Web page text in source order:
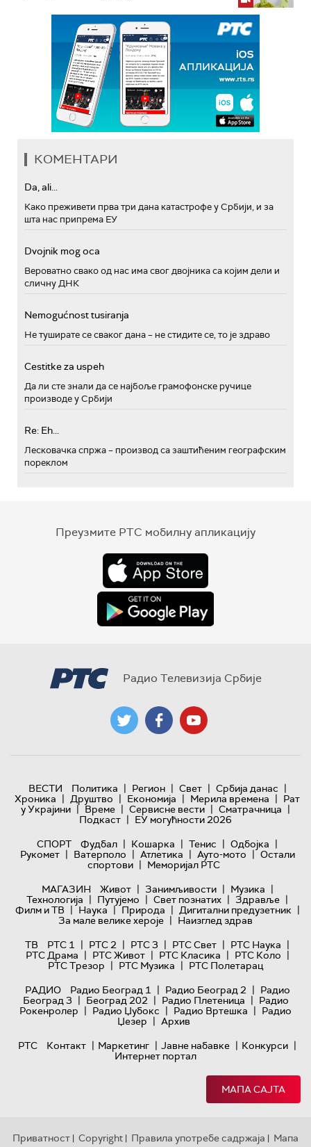
КОМЕНТАРИ
Da, ali...
Како преживети прва три дана катастрофе у Србији, и за
шта нас припрема ЕУ
Dvojnik mog oca
Вероватно свако од нас има свог двојника са којим дели и
сличну ДНК
Nemogućnost tusiranja
Не туширате се сваког дана – не стидите се, то је здраво
Cestitke za uspeh
Да ли сте знали да се најбоље грамофонске ручице
производе у Србији
Re: Eh...
Лесковачка спржа – производ са заштићеним географским
пореклом
Преузмите РТС мобилну апликацију
Радио Телевизија Србије
ВЕСТИ Политика | Регион | Свет | Србија данас |
Хроника | Друштво | Економија | Мерила времена | Рат
у Украјини | Време | Сервисне вести | Сматрачница |
Подкаст | ЕУ могућности 2026
СПОРТ
Фудбал | Кошарка | Тенис | Одбојка |
Рукомет | Ватерполо | Атлетика | Ауто-мото | Остали
спортови | Меморијал РТС
МАГАЗИН
Живот | Занимљивости | Музика |
Технологијa | Путујемо | Свет познатих | Здравље |
Филм и ТВ | Наука | Природа | Дигитални предузетник |
За мале велике хероје | Наизглед здрав
ТВ
РТС 1 | РТС 2 | РТС 3 | РТС Свет | РТС Наука |
РТС Драма | РТС Живот | РТС Класика | РТС Коло |
РТС Трезор | РТС Музика | РТС Полетарац
РАДИО
Радио Београд 1 | Радио Београд 2 | Радио
Београд 3 | Београд 202 | Радио Плетеница | Радио
Рокенролер | Радио Џубокс | Радио Вртешка | Радио
Џезер | Архив
РТС
Контакт | Маркетинг | Јавне набавке | Конкурси |
Интернет портал
МАПА САЈТА
Приватност | Copyright | Правила употребе садржаја | Мапа